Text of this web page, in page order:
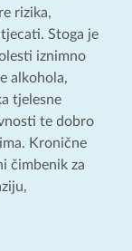
rizika,
Stoga je
iznimno
alkohola,
tjelesne
te dobro
Kronične
čimbenik za